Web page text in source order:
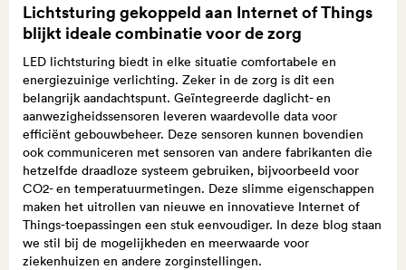
Lichtsturing gekoppeld aan Internet of Things
blijkt ideale combinatie voor de zorg
LED lichtsturing biedt in elke situatie comfortabele en
energiezuinige verlichting. Zeker in de zorg is dit een
belangrijk aandachtspunt. Geïntegreerde daglicht- en
aanwezigheidssensoren leveren waardevolle data voor
efficiënt gebouwbeheer. Deze sensoren kunnen bovendien
ook communiceren met sensoren van andere fabrikanten die
hetzelfde draadloze systeem gebruiken, bijvoorbeeld voor
CO2- en temperatuurmetingen. Deze slimme eigenschappen
maken het uitrollen van nieuwe en innovatieve Internet of
Things-toepassingen een stuk eenvoudiger. In deze blog staan
we stil bij de mogelijkheden en meerwaarde voor
ziekenhuizen en andere zorginstellingen.